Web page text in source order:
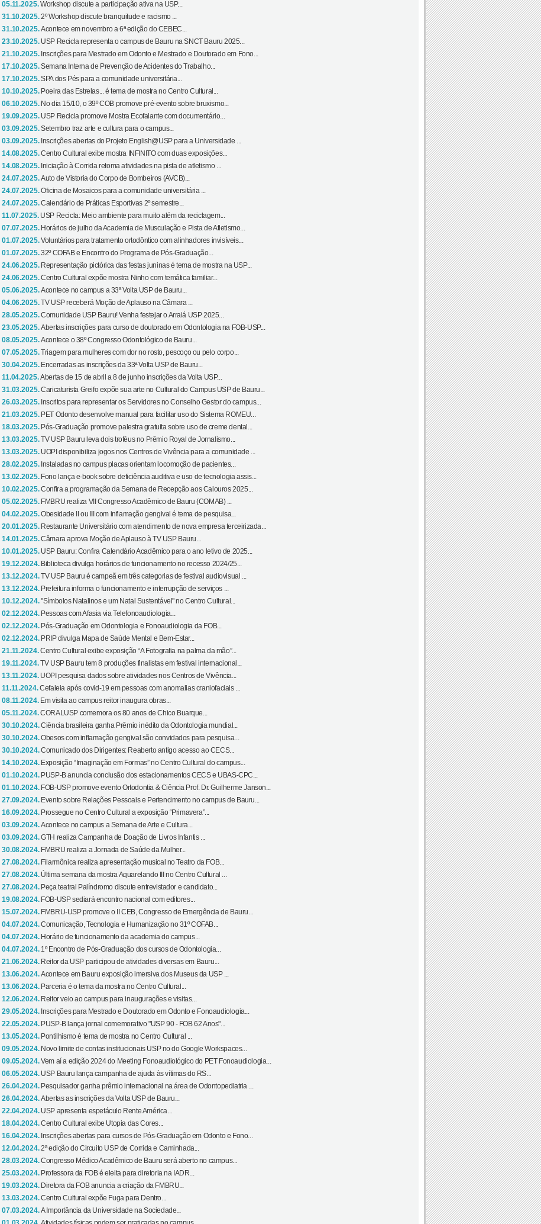
05.11.2025.Workshop discute a participação ativa na USP...
31.10.2025.2º Workshop discute branquitude e racismo ...
31.10.2025.Acontece em novembro a 6ª edição do CEBEC...
23.10.2025. USP Recicla representa o campus de Bauru na SNCT Bauru 2025...
21.10.2025. Inscrições para Mestrado em Odonto e Mestrado e Doutorado em Fono...
17.10.2025.Semana Interna de Prevenção de Acidentes do Trabalho...
17.10.2025.SPA dos Pés para a comunidade universitária...
10.10.2025. Poeira das Estrelas... é tema de mostra no Centro Cultural...
06.10.2025. No dia 15/10, o 39º COB promove pré-evento sobre bruxismo...
19.09.2025. USP Recicla promove Mostra Ecofalante com documentário...
03.09.2025.Setembro traz arte e cultura para o campus...
03.09.2025. Inscrições abertas do Projeto English@USP para a Universidade ...
14.08.2025.Centro Cultural exibe mostra INFINITO com duas exposições...
14.08.2025. Iniciação à Corrida retoma atividades na pista de atletismo ...
24.07.2025.Auto de Vistoria do Corpo de Bombeiros (AVCB)...
24.07.2025.Oficina de Mosaicos para a comunidade universitária ...
24.07.2025.Calendário de Práticas Esportivas 2º semestre...
11.07.2025. USP Recicla: Meio ambiente para muito além da reciclagem...
07.07.2025. Horários de julho da Academia de Musculação e Pista de Atletismo...
01.07.2025.Voluntários para tratamento ortodôntico com alinhadores invisíveis...
01.07.2025.32º COFAB e Encontro do Programa de Pós-Graduação...
24.06.2025. Representação pictórica das festas juninas é tema de mostra na USP...
24.06.2025.Centro Cultural expõe mostra Ninho com temática familiar...
05.06.2025.Acontece no campus a 33ª Volta USP de Bauru...
04.06.2025.TV USP receberá Moção de Aplauso na Câmara ...
28.05.2025.Comunidade USP Bauru! Venha festejar o Arraiá USP 2025...
23.05.2025.Abertas inscrições para curso de doutorado em Odontologia na FOB-USP...
08.05.2025.Acontece o 38º Congresso Odontológico de Bauru...
07.05.2025.Triagem para mulheres com dor no rosto, pescoço ou pelo corpo...
30.04.2025. Encerradas as inscrições da 33ª Volta USP de Bauru...
11.04.2025.Abertas de 15 de abril a 8 de junho inscrições da Volta USP...
31.03.2025.Caricaturista Greifo expõe sua arte no Cultural do Campus USP de Bauru...
26.03.2025. Inscritos para representar os Servidores no Conselho Gestor do campus...
21.03.2025. PET Odonto desenvolve manual para facilitar uso do Sistema ROMEU...
18.03.2025. Pós-Graduação promove palestra gratuita sobre uso de creme dental...
13.03.2025.TV USP Bauru leva dois troféus no Prêmio Royal de Jornalismo...
13.03.2025. UOPI disponibiliza jogos nos Centros de Vivência para a comunidade ...
28.02.2025. Instaladas no campus placas orientam locomoção de pacientes...
13.02.2025. Fono lança e-book sobre deficiência auditiva e uso de tecnologia assis...
10.02.2025.Confira a programação da Semana de Recepção aos Calouros 2025...
05.02.2025. FMBRU realiza VII Congresso Acadêmico de Bauru (COMAB) ...
04.02.2025.Obesidade II ou III com inflamação gengival é tema de pesquisa...
20.01.2025. Restaurante Universitário com atendimento de nova empresa terceirizada...
14.01.2025.Câmara aprova Moção de Aplauso à TV USP Bauru...
10.01.2025. USP Bauru: Confira Calendário Acadêmico para o ano letivo de 2025...
19.12.2024. Biblioteca divulga horários de funcionamento no recesso 2024/25...
13.12.2024.TV USP Bauru é campeã em três categorias de festival audiovisual ...
13.12.2024. Prefeitura informa o funcionamento e interrupção de serviços ...
10.12.2024."Símbolos Natalinos e um Natal Sustentável" no Centro Cultural...
02.12.2024. Pessoas com Afasia via Telefonoaudiologia...
02.12.2024. Pós-Graduação em Odontologia e Fonoaudiologia da FOB...
02.12.2024. PRIP divulga Mapa de Saúde Mental e Bem-Estar...
21.11.2024.Centro Cultural exibe exposição “A Fotografia na palma da mão”...
19.11.2024.TV USP Bauru tem 8 produções finalistas em festival internacional...
13.11.2024. UOPI pesquisa dados sobre atividades nos Centros de Vivência...
11.11.2024.Cefaleia após covid-19 em pessoas com anomalias craniofaciais ...
08.11.2024. Em visita ao campus reitor inaugura obras...
05.11.2024.CORALUSP comemora os 80 anos de Chico Buarque...
30.10.2024.Ciência brasileira ganha Prêmio inédito da Odontologia mundial...
30.10.2024.Obesos com inflamação gengival são convidados para pesquisa...
30.10.2024.Comunicado dos Dirigentes: Reaberto antigo acesso ao CECS...
14.10.2024. Exposição “Imaginação em Formas” no Centro Cultural do campus...
01.10.2024. PUSP-B anuncia conclusão dos estacionamentos CECS e UBAS-CPC...
01.10.2024. FOB-USP promove evento Ortodontia & Ciência Prof. Dr. Guilherme Janson...
27.09.2024. Evento sobre Relações Pessoais e Pertencimento no campus de Bauru...
16.09.2024. Prossegue no Centro Cultural a exposição “Primavera”...
03.09.2024.Acontece no campus a Semana de Arte e Cultura...
03.09.2024.GTH realiza Campanha de Doação de Livros Infantis ...
30.08.2024. FMBRU realiza a Jornada de Saúde da Mulher...
27.08.2024. Filarmônica realiza apresentação musical no Teatro da FOB...
27.08.2024. Última semana da mostra Aquarelando III no Centro Cultural ...
27.08.2024. Peça teatral Palíndromo discute entrevistador e candidato...
19.08.2024. FOB-USP sediará encontro nacional com editores...
15.07.2024. FMBRU-USP promove o II CEB, Congresso de Emergência de Bauru...
04.07.2024.Comunicação, Tecnologia e Humanização no 31º COFAB...
04.07.2024. Horário de funcionamento da academia do campus...
04.07.2024. 1º Encontro de Pós-Graduação dos cursos de Odontologia...
21.06.2024. Reitor da USP participou de atividades diversas em Bauru...
13.06.2024.Acontece em Bauru exposição imersiva dos Museus da USP ...
13.06.2024. Parceria é o tema da mostra no Centro Cultural...
12.06.2024. Reitor veio ao campus para inaugurações e visitas...
29.05.2024. Inscrições para Mestrado e Doutorado em Odonto e Fonoaudiologia...
22.05.2024. PUSP-B lança jornal comemorativo "USP 90 - FOB 62 Anos"...
13.05.2024. Pontilhismo é tema de mostra no Centro Cultural ...
09.05.2024. Novo limite de contas institucionais USP no do Google Workspaces...
09.05.2024.Vem aí a edição 2024 do Meeting Fonoaudiológico do PET Fonoaudiologia...
06.05.2024. USP Bauru lança campanha de ajuda às vítimas do RS...
26.04.2024. Pesquisador ganha prêmio internacional na área de Odontopediatria ...
26.04.2024.Abertas as inscrições da Volta USP de Bauru...
22.04.2024. USP apresenta espetáculo Rente América...
18.04.2024.Centro Cultural exibe Utopia das Cores...
16.04.2024. Inscrições abertas para cursos de Pós-Graduação em Odonto e Fono...
12.04.2024.2ª edição do Circuito USP de Corrida e Caminhada...
28.03.2024.Congresso Médico Acadêmico de Bauru será aberto no campus...
25.03.2024. Professora da FOB é eleita para diretoria na IADR...
19.03.2024. Diretora da FOB anuncia a criação da FMBRU...
13.03.2024.Centro Cultural expõe Fuga para Dentro...
07.03.2024.A Importância da Universidade na Sociedade...